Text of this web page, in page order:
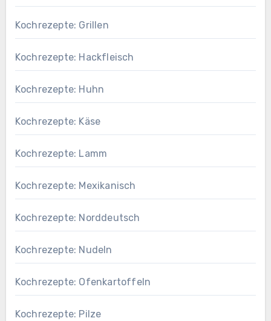
Kochrezepte: Grillen
Kochrezepte: Hackfleisch
Kochrezepte: Huhn
Kochrezepte: Käse
Kochrezepte: Lamm
Kochrezepte: Mexikanisch
Kochrezepte: Norddeutsch
Kochrezepte: Nudeln
Kochrezepte: Ofenkartoffeln
Kochrezepte: Pilze